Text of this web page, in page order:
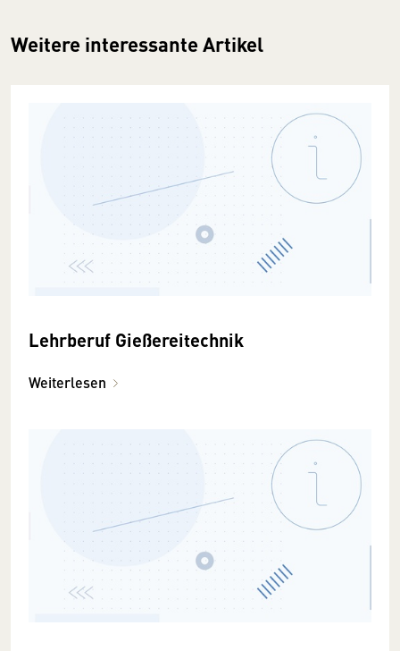
Weitere interessante Artikel
Lehrberuf Gießereitechnik
Weiterlesen